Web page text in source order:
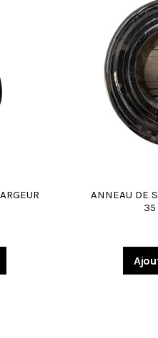
ANNEAU DE
35